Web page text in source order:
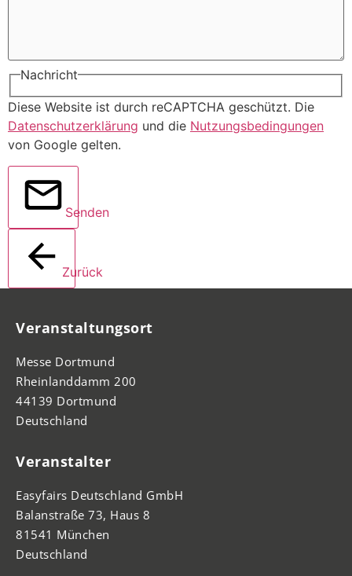
Nachricht
Diese Website ist durch reCAPTCHA geschützt. Die
Datenschutzerklärung und die Nutzungsbedingungen
von Google gelten.
Senden
Zurück
Veranstaltungsort
Messe Dortmund
Rheinlanddamm 200
44139 Dortmund
Deutschland
Veranstalter
Easyfairs Deutschland GmbH
Balanstraße 73, Haus 8
81541 München
Deutschland